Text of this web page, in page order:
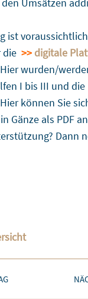
Umsätzen
ist
die >> digitale
wurden/
I bis III und die
können Sie
in Gänze als PDF
Dann